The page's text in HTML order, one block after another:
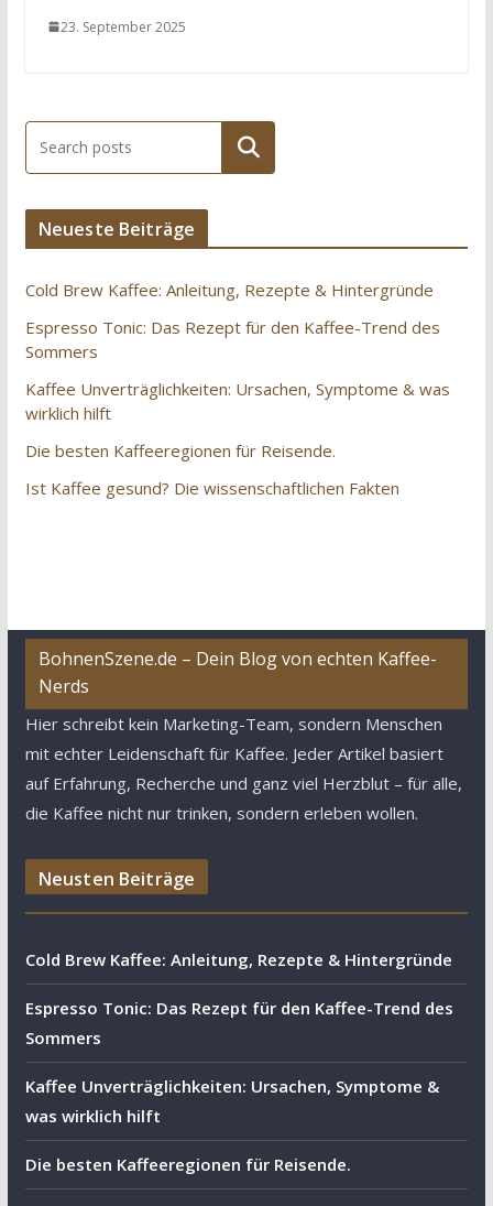
23. September 2025
Suchen
Neueste Beiträge
Cold Brew Kaffee: Anleitung, Rezepte & Hintergründe
Espresso Tonic: Das Rezept für den Kaffee-Trend des
Sommers
Kaffee Unverträglichkeiten: Ursachen, Symptome & was
wirklich hilft
Die besten Kaffeeregionen für Reisende.
Ist Kaffee gesund? Die wissenschaftlichen Fakten
BohnenSzene.de – Dein Blog von echten Kaffee-
Nerds
Hier schreibt kein Marketing-Team, sondern Menschen
mit echter Leidenschaft für Kaffee. Jeder Artikel basiert
auf Erfahrung, Recherche und ganz viel Herzblut – für alle,
die Kaffee nicht nur trinken, sondern erleben wollen.
Neusten Beiträge
Cold Brew Kaffee: Anleitung, Rezepte & Hintergründe
Espresso Tonic: Das Rezept für den Kaffee-Trend des
Sommers
Kaffee Unverträglichkeiten: Ursachen, Symptome &
was wirklich hilft
Die besten Kaffeeregionen für Reisende.